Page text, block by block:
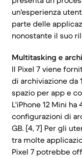
un'esperienza
parte delle
nonostante il suo
Multitasking e
Il Pixel 7 viene
di archiviazione da
spazio per app e
L'iPhone 12 Mini
configurazioni di
GB. [4, 7] Per gli
tra molte
Pixel 7 potrebbe